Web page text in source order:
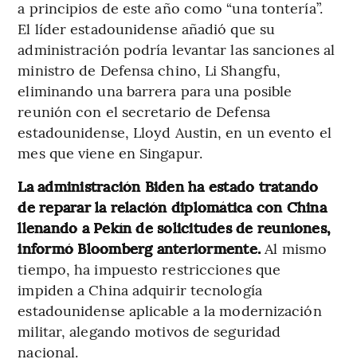
a principios de este año como “una tontería”.
El líder estadounidense añadió que su
administración podría levantar las sanciones al
ministro de Defensa chino, Li Shangfu,
eliminando una barrera para una posible
reunión con el secretario de Defensa
estadounidense, Lloyd Austin, en un evento el
mes que viene en Singapur.
La administración Biden ha estado tratando
de reparar la relación diplomática con China
llenando a Pekín de solicitudes de reuniones,
informó Bloomberg anteriormente.Al mismo
tiempo, ha impuesto restricciones que
impiden a China adquirir tecnología
estadounidense aplicable a la modernización
militar, alegando motivos de seguridad
nacional.